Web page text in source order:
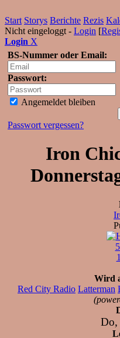
Start Storys Berichte Rezis
Nicht eingeloggt - Login [
Login X
BS-Nummer oder Email:
Passwort:
Angemeldet bleiben
Passwort vergessen?
Iron
Wird
Red City Radio Latterman
Do,